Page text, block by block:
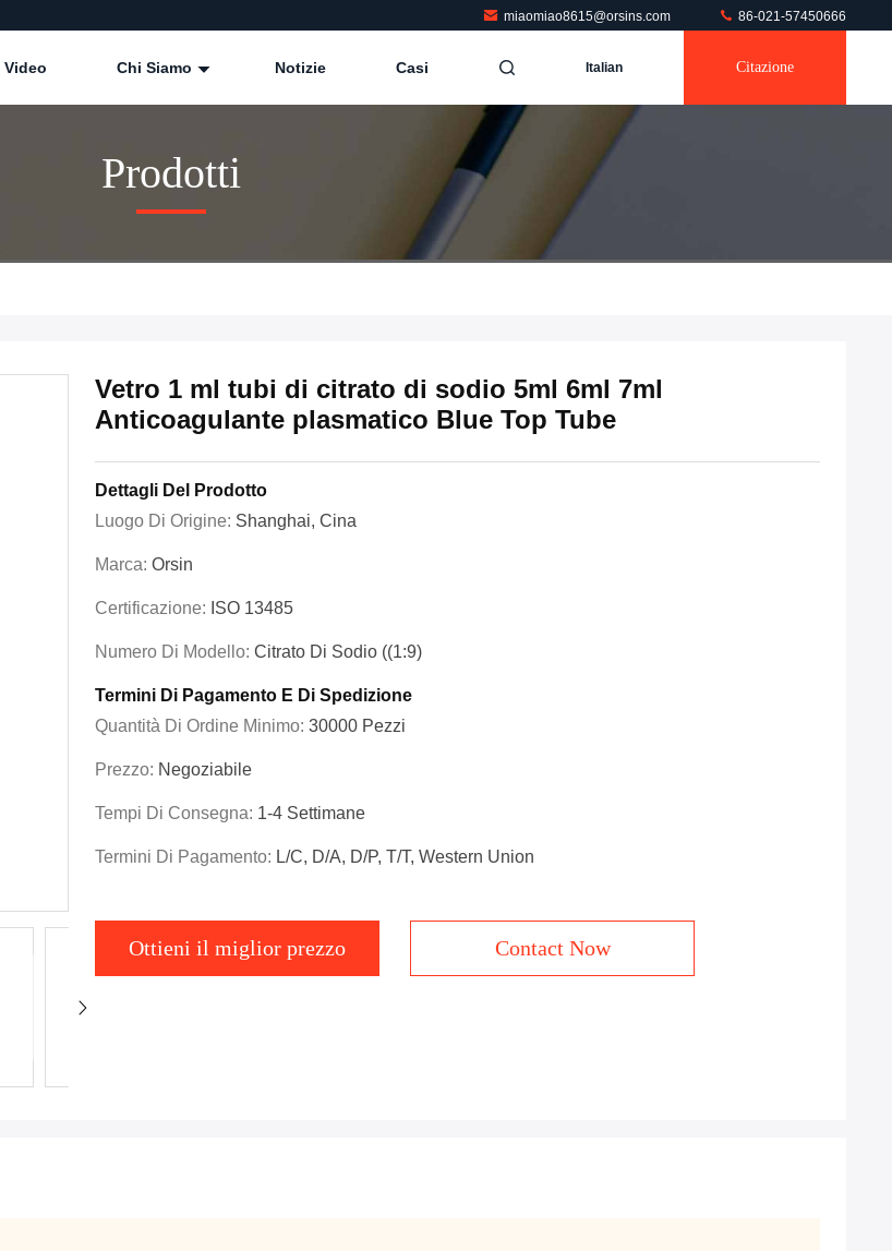
miaomiao8615@orsins.com 86-021-57450666
Video Chi Siamo Notizie Casi Italian Citazione
Prodotti
Vetro 1 ml tubi di citrato di sodio 5ml 6ml 7ml
Anticoagulante plasmatico Blue Top Tube
Dettagli Del Prodotto
Luogo Di Origine: Shanghai, Cina
Marca: Orsin
Certificazione: ISO 13485
Numero Di Modello: Citrato Di Sodio ((1:9)
Termini Di Pagamento E Di Spedizione
Quantità Di Ordine Minimo: 30000 Pezzi
Prezzo: Negoziabile
Tempi Di Consegna: 1-4 Settimane
Termini Di Pagamento: L/C, D/A, D/P, T/T, Western Union
Ottieni il miglior prezzo Contact Now